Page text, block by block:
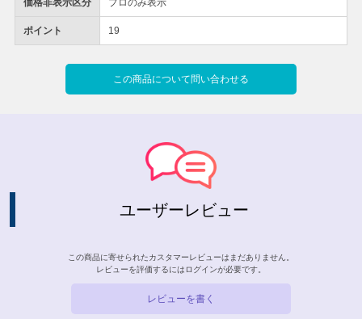
価格非表示区分 プロのみ表示
ポイント 19
この商品について問い合わせる
ユーザーレビュー
この商品に寄せられたカスタマーレビューはまだありません。
レビューを評価するには ログインが必要です。
レビューを書く